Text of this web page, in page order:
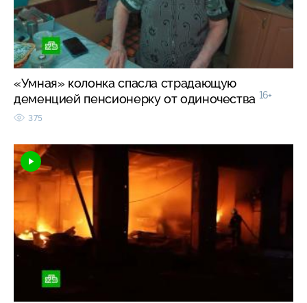
«Умная» колонка спасла страдающую
деменцией пенсионерку от одиночества 16+
375